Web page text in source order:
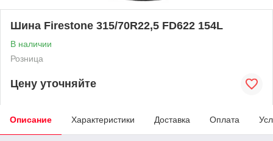
Шина Firestone 315/70R22,5 FD622 154L
В наличии
Розница
Цену уточняйте
Описание Характеристики Доставка Оплата